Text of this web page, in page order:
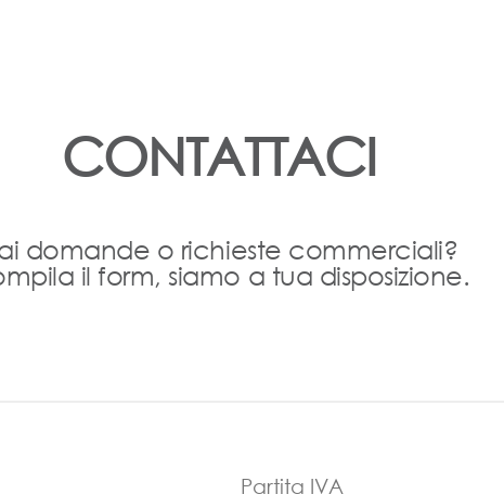
CONTATTACI
domande o richieste commerciali?
il form, siamo a tua disposizione.